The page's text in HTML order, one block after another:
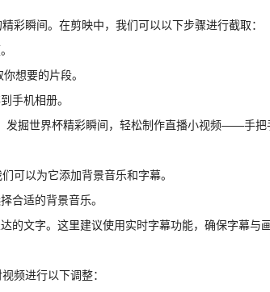
彩瞬间。在剪映中，我们可以以下步骤进行截取：
想要的片段。
手机相册。
可以为它添加背景音乐和字幕。
合适的背景音乐。
的文字。这里建议使用实时字幕功能，确保字幕与画
频进行以下调整：